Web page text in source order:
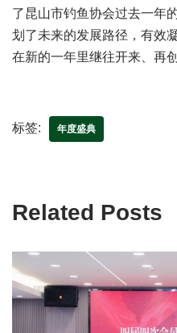
了昆山市钓鱼协会过去一年
划了未来的发展路径，有效
在新的一年里继往开来、再
标签: 年度盛典
Related Posts